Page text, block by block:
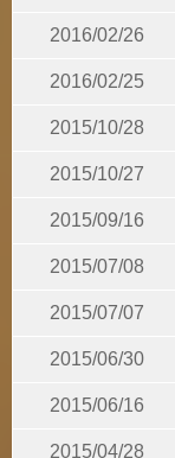
2016/02/26
2016/02/25
2015/10/28
2015/10/27
2015/09/16
2015/07/08
2015/07/07
2015/06/30
2015/06/16
2015/04/28